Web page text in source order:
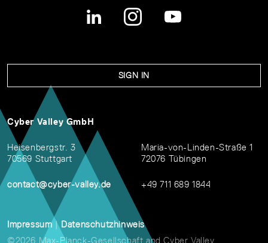
SIGN IN
Cyber Valley GmbH
Heisenbergstr. 3
70569 Stuttgart
contact@cyber-valley.de
Maria-von-Linden-Straße 1
72076 Tübingen
+49 711 689 1844
Impressum | Datenschutzhinweis
©2026 Max-Planck-Gesellschaft and Cyber Valley